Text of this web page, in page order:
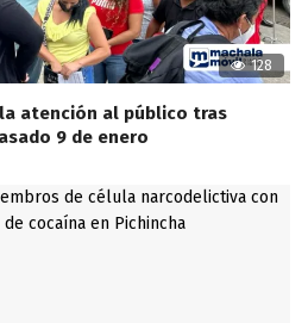
128
atención al público tras
9 de enero